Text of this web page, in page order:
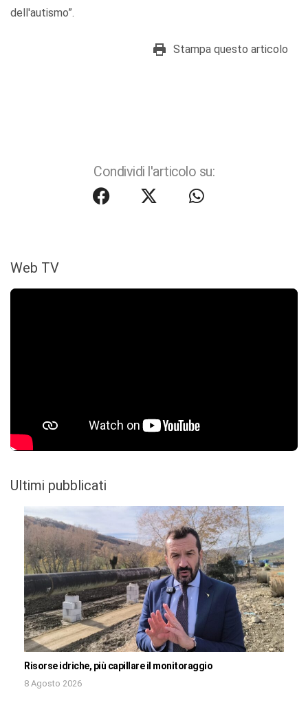
dell'autismo”.
Stampa questo articolo
Condividi l'articolo su:
Web TV
Ultimi pubblicati
Risorse idriche, più capillare il monitoraggio
8 Agosto 2026